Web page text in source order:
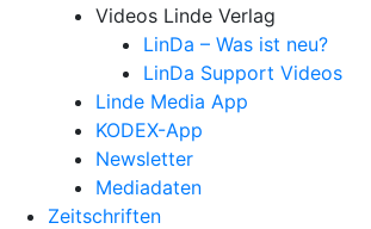
Videos Linde Verlag
LinDa – Was ist neu?
LinDa Support Videos
Linde Media App
KODEX-App
Newsletter
Mediadaten
Zeitschriften